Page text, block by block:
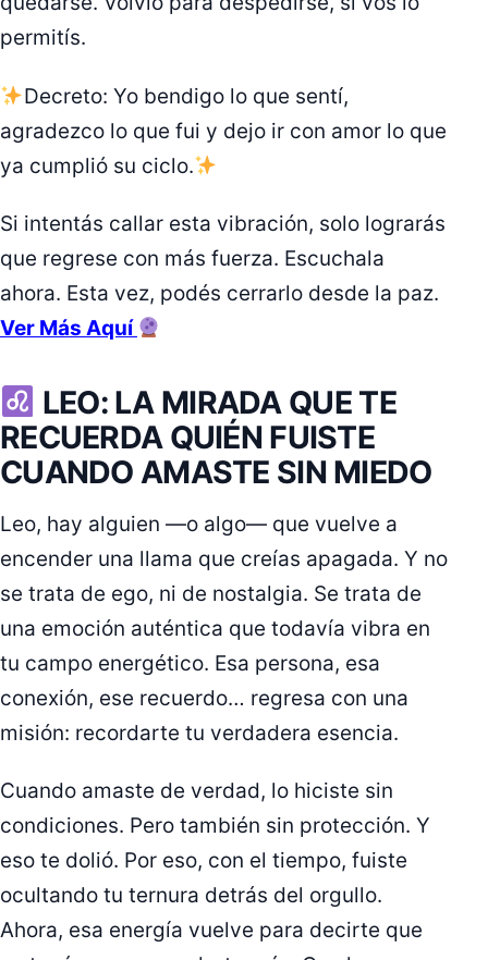
permitís.
Decreto: Yo bendigo lo que sentí,
agradezco lo que fui y dejo ir con amor lo que
ya cumplió su ciclo.
Si intentás callar esta vibración, solo lograrás
que regrese con más fuerza. Escuchala
ahora. Esta vez, podés cerrarlo desde la paz.
Ver Más Aquí
LEO: LA MIRADA QUE TE
RECUERDA QUIÉN FUISTE
CUANDO AMASTE SIN MIEDO
Leo, hay alguien —o algo— que vuelve a
encender una llama que creías apagada. Y no
se trata de ego, ni de nostalgia. Se trata de
una emoción auténtica que todavía vibra en
tu campo energético. Esa persona, esa
conexión, ese recuerdo… regresa con una
misión: recordarte tu verdadera esencia.
Cuando amaste de verdad, lo hiciste sin
condiciones. Pero también sin protección. Y
eso te dolió. Por eso, con el tiempo, fuiste
ocultando tu ternura detrás del orgullo.
Ahora, esa energía vuelve para decirte que